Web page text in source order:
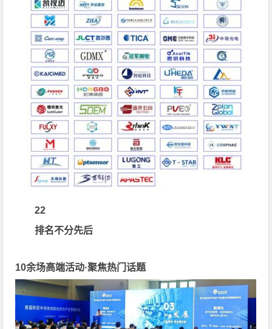
22
排名不分先后
10余场高端活动·聚焦热门话题